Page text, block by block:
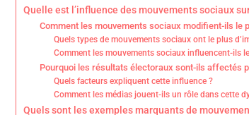
Quelle est l’influence des mouvements sociaux
Comment les mouvements sociaux modifient-ils le
Quels types de mouvements sociaux ont le plus
Comment les mouvements sociaux influencent-ils
Pourquoi les résultats électoraux sont-ils affectés
Quels facteurs expliquent cette influence ?
Comment les médias jouent-ils un rôle dans cette
Quels sont les exemples marquants de